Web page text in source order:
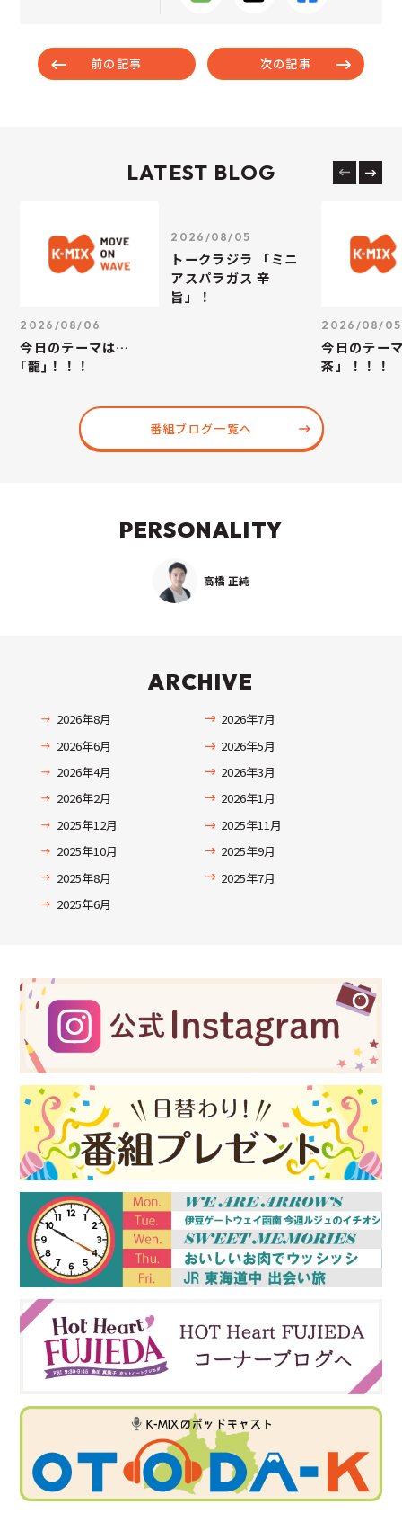
前の記事 次の記事
LATEST BLOG
2026/08/06
今日のテーマは…
｢龍｣！！！
2026/08/05
トークラジラ 「ミニ
アスパラガス 辛
旨」！
2026/08/05
今日のテー
茶」！！！
番組ブログ一覧へ
PERSONALITY
高橋 正純
ARCHIVE
2026年8月
2026年7月
2026年6月
2026年5月
2026年4月
2026年3月
2026年2月
2026年1月
2025年12月
2025年11月
2025年10月
2025年9月
2025年8月
2025年7月
2025年6月